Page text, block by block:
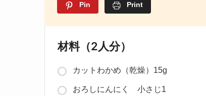
Pin Print
材料（2人分）
カットわかめ（乾燥）15g
おろしにんにく 小さじ1